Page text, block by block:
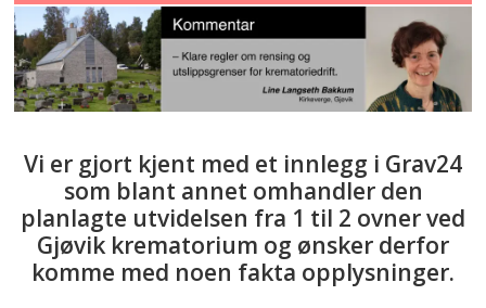
Vi er gjort kjent med et innlegg i Grav24
som blant annet omhandler den
planlagte utvidelsen fra 1 til 2 ovner ved
Gjøvik krematorium og ønsker derfor
komme med noen fakta opplysninger.